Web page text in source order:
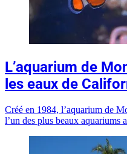
L’aquarium de
les eaux de
Créé en 1984, l’aquarium de
l’un des plus beaux aquariums